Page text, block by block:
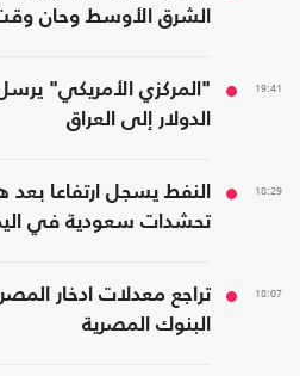
الشرق الأوسط وحان
19:41
"المركزي الأمريكي"
الدولار إلى العراق
18:29
النفط يسجل ارتفاعا
تحشدات سعودية في
18:07
تراجع معدلات ادخار
البنوك المصرية